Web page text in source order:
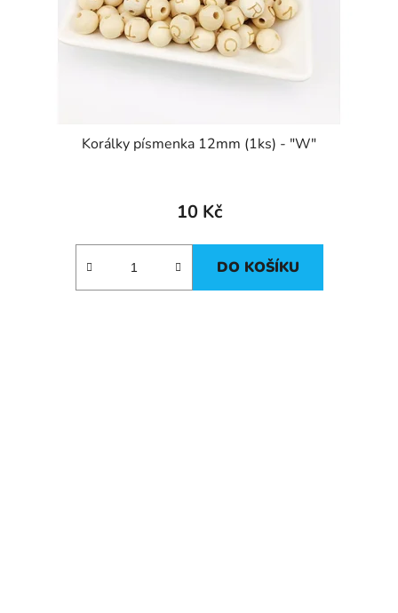
Korálky písmenka 12mm (1ks) - "W"
10 Kč
DO KOŠÍKU